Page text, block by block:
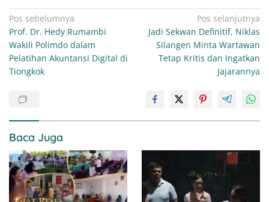
Navigasi
pos
Pos sebelumnya
Prof. Dr. Hedy Rumambi
Wakili Polimdo dalam
Pelatihan Akuntansi Digital di
Tiongkok
Pos selanjutnya
Jadi Sekwan Definitif, Niklas
Silangen Minta Wartawan
Tetap Kritis dan Ingatkan
Jajarannya
Baca Juga